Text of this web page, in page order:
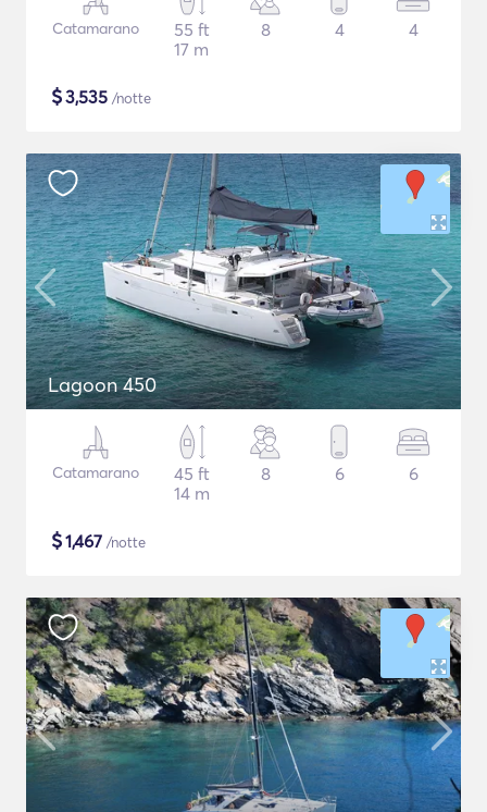
Catamarano
55 ft
17 m
8 4 4
$3,535 /notte
Lagoon 450
Catamarano
45 ft
14 m
8 6 6
$1,467 /notte